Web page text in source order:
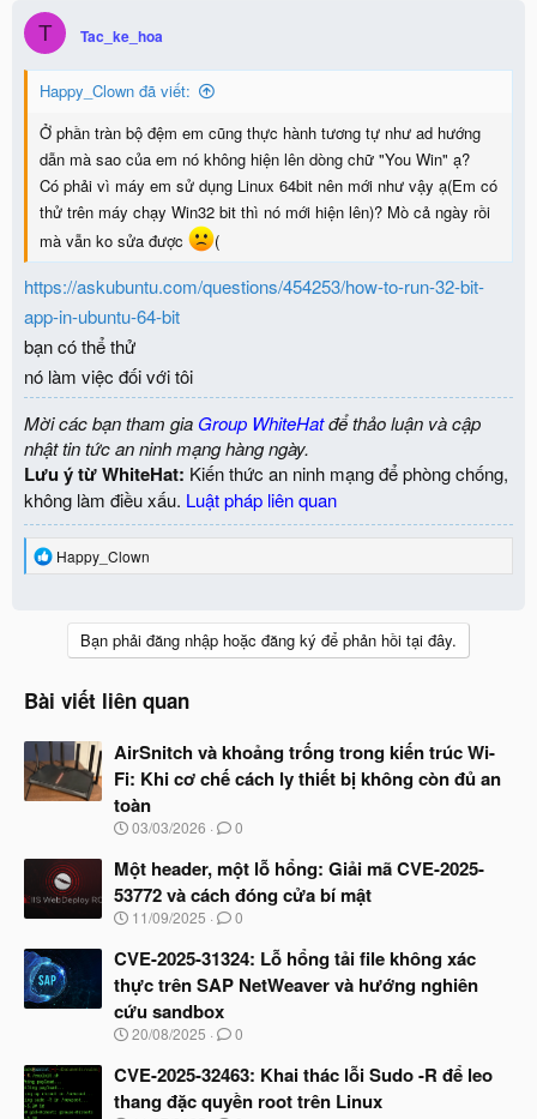
T Tac_ke_hoa
Happy_Clown đã viết:
Ở phần tràn bộ đệm em cũng thực hành tương tự như ad hướng
dẫn mà sao của em nó không hiện lên dòng chữ "You Win" ạ?
Có phải vì máy em sử dụng Linux 64bit nên mới như vậy ạ(Em có
thử trên máy chạy Win32 bit thì nó mới hiện lên)? Mò cả ngày rồi
mà vẫn ko sửa được
(
https://askubuntu.com/questions/454253/how-to-run-32-bit-
app-in-ubuntu-64-bit
bạn có thể thử
nó làm việc đối với tôi
Mời các bạn tham gia Group WhiteHatđể thảo luận và cập
nhật tin tức an ninh mạng hàng ngày.
Lưu ý từ WhiteHat: Kiến thức an ninh mạng để phòng chống,
không làm điều xấu. Luật pháp liên quan
R
Happy_Clown
Bạn phải đăng nhập hoặc đăng ký để phản hồi tại đây.
Bài viết liên quan
AirSnitch và khoảng trống trong kiến trúc Wi-
Fi: Khi cơ chế cách ly thiết bị không còn đủ an
toàn
N
à
y
b
ắ
đ
ầ
u
03/03/2026 0
Một header, một lỗ hổng: Giải mã CVE-2025-
53772 và cách đóng cửa bí mật
N
à
b
ắ
t
ầ
u
11/09/2025 0
CVE-2025-31324: Lỗ hổng tải file không xác
thực trên SAP NetWeaver và hướng nghiên
cứu sandbox
N
à
b
20/08/2025 0
CVE-2025-32463: Khai thác lỗi Sudo -R để leo
thang đặc quyền root trên Linux